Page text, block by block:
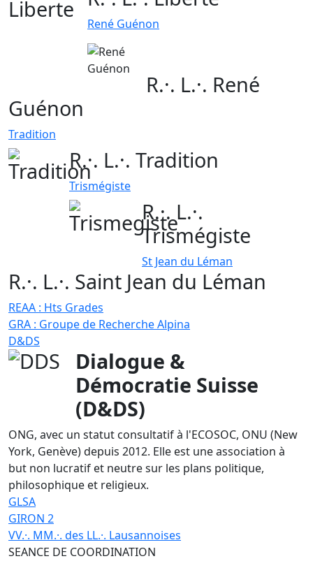
René Guénon
R.·. L.·. René
Guénon
Tradition
R.·. L.·. Tradition
Trismégiste
R.·. L.·.
Trismégiste
St Jean du Léman
R.·. L.·. Saint Jean du Léman
REAA : Hts Grades
GRA : Groupe de Recherche Alpina
D&DS
Dialogue &
Démocratie Suisse
(D&DS)
ONG, avec un statut consultatif à l'ECOSOC, ONU (New
York, Genève) depuis 2012. Elle est une association à
but non lucratif et neutre sur les plans politique,
philosophique et religieux.
GLSA
GIRON 2
VV.·. MM.·. des LL.·. Lausannoises
SEANCE DE COORDINATION